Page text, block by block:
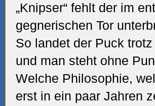
„Knipser“ fehlt der im
gegnerischen Tor
So landet der Puck
und man steht ohne
Welche Philosophie,
erst in ein paar Jahren